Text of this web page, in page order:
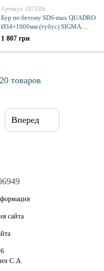
Артикул: 187158z
Бур по бетону SDS-max QUADRO
Ø34×1000мм (тубус) SIGMA
(187158z)
1 807 грн
товаров
Вперед
сайта
С.А.